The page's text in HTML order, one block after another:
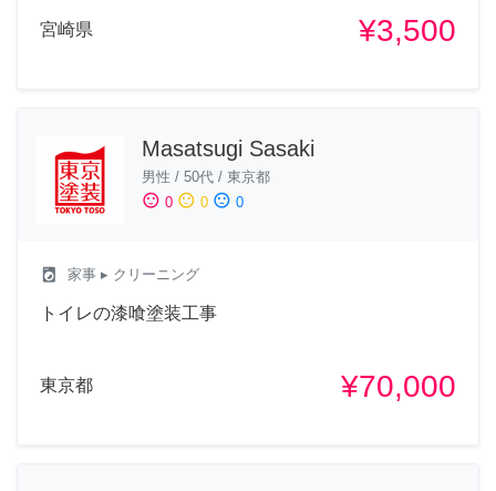
宮崎県 ¥3,500
Masatsugi Sasaki
男性 / 50代 / 東京都
sentiment_satisfied 0 sentiment_neutral 0 sentiment_dissatisfied 0
local_laundry_service 家事 ▸ クリーニング
トイレの漆喰塗装工事
東京都 ¥70,000